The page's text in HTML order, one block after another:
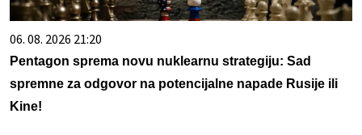
06. 08. 2026 21:20
Pentagon sprema novu nuklearnu strategiju: Sad
spremne za odgovor na potencijalne napade Rusije ili
Kine!